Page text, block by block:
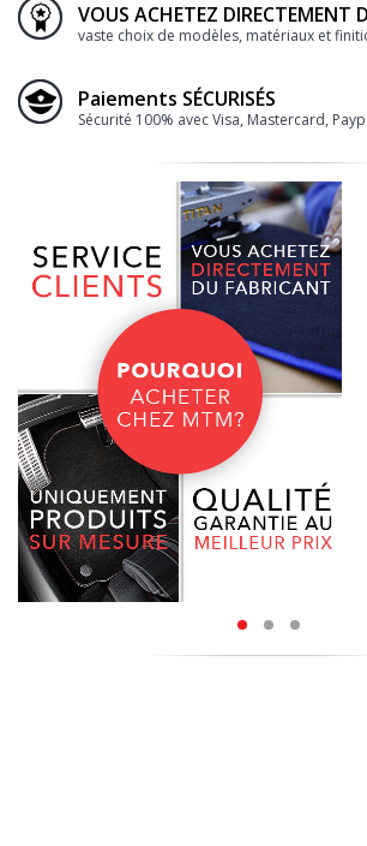
VOUS ACHETEZ DIRECTEMENT
vaste choix de modèles, matériaux et
Paiements SÉCURISÉS
Sécurité 100% avec Visa, Mastercard,